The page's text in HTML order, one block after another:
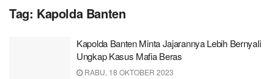
Tag: Kapolda Banten
Kapolda Banten Minta Jajarannya Lebih Bernyali
Ungkap Kasus Mafia Beras
RABU, 18 OKTOBER 2023